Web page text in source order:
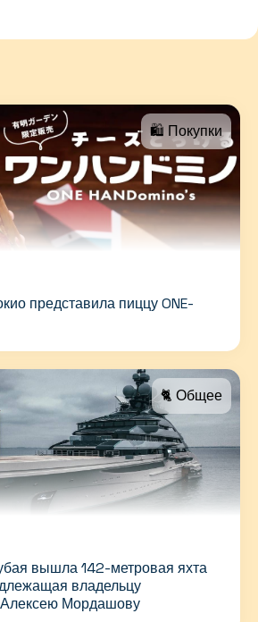
🛍 Покупки
представила пиццу ONE-
🐈 Общее
вышла 142-метровая яхта
владельцу
Мордашову